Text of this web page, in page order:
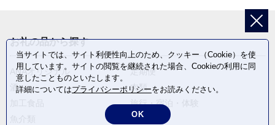
お礼の品から探す
ANAオリジナル
定期便
酒
肉類
旅行・宿泊・体験
麺類
当サイトでは、サイト利便性向上のため、クッキー（Cookie）を使
用しています。サイトの閲覧を継続された場合、Cookieの利用に同
意したことものといたします。
詳細についてはプライバシーポリシーをお読みください。
OK